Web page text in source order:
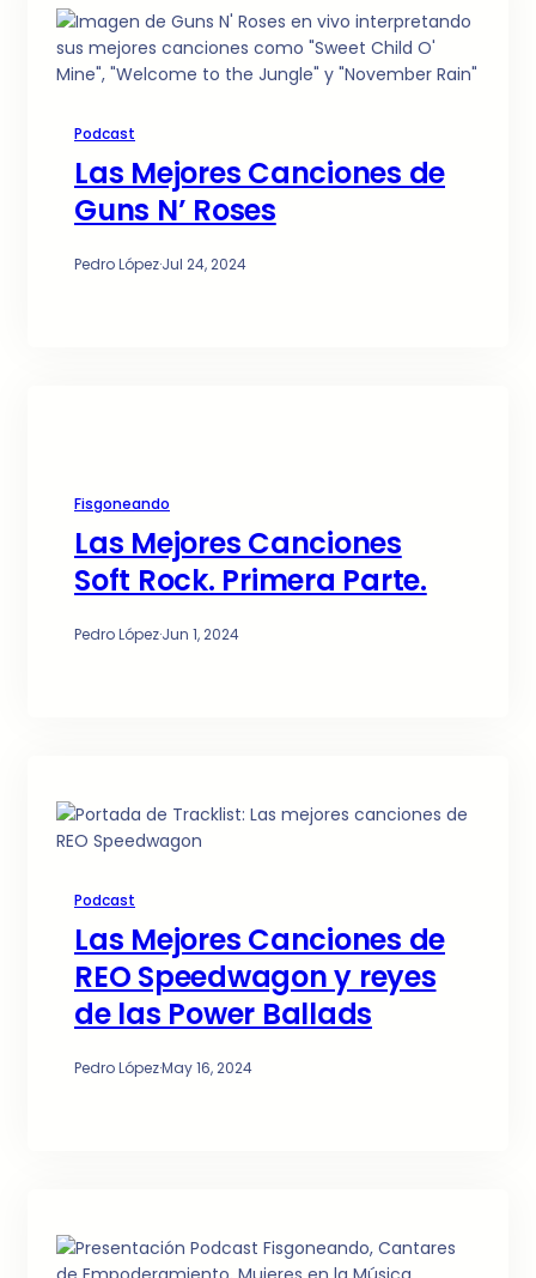
Podcast
Las Mejores Canciones de
Guns N’ Roses
Pedro López·Jul 24, 2024
Fisgoneando
Las Mejores Canciones
Soft Rock. Primera Parte.
Pedro López·Jun 1, 2024
Podcast
Las Mejores Canciones de
REO Speedwagon y reyes
de las Power Ballads
Pedro López·May 16, 2024